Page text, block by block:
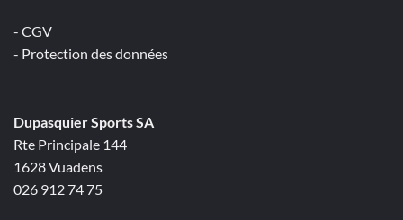
- CGV
- Protection des données
Dupasquier Sports SA
Rte Principale 144
1628 Vuadens
026 912 74 75